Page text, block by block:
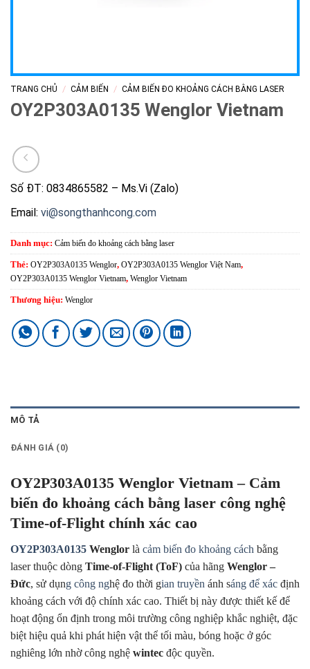
TRANG CHỦ / CẢM BIẾN / CẢM BIẾN ĐO KHOẢNG CÁCH BẰNG LASER
OY2P303A0135 Wenglor Vietnam
Số ĐT: 0834865582 – Ms.Vi (Zalo)
Email: vi@songthanhcong.com
Danh mục: Cảm biến đo khoảng cách bằng laser
Thẻ: OY2P303A0135 Wenglor, OY2P303A0135 Wenglor Việt Nam,
OY2P303A0135 Wenglor Vietnam, Wenglor Vietnam
Thương hiệu: Wenglor
MÔ TẢ
ĐÁNH GIÁ (0)
OY2P303A0135 Wenglor Vietnam – Cảm
biến đo khoảng cách bằng laser công nghệ
Time-of-Flight chính xác cao
OY2P303A0135 Wenglor là cảm biến đo khoảng cách bằng
laser thuộc dòng Time-of-Flight (ToF) của hãng Wenglor –
Đức, sử dụng công nghệ đo thời gian truyền ánh sáng để xác định
khoảng cách với độ chính xác cao. Thiết bị này được thiết kế để
hoạt động ổn định trong môi trường công nghiệp khắc nghiệt, đặc
biệt hiệu quả khi phát hiện vật thể tối màu, bóng hoặc ở góc
nghiêng lớn nhờ công nghệ wintec độc quyền.